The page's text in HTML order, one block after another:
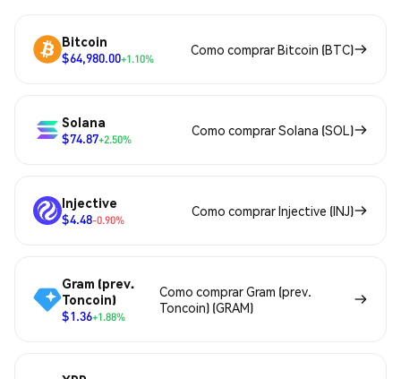
Bitcoin
$64,980.00+1.10%
Como comprar Bitcoin (BTC)
Solana
$74.87+2.50%
Como comprar Solana (SOL)
Injective
$4.48-0.90%
Como comprar Injective (INJ)
Gram (prev.
Toncoin)
$1.36+1.88%
Como comprar Gram (prev.
Toncoin) (GRAM)